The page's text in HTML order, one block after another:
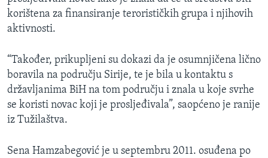
korištena za finansiranje terorističkih grupa i njihovih
aktivnosti.
“Također, prikupljeni su dokazi da je osumnjičena lično
boravila na području Sirije, te je bila u kontaktu s
državljanima BiH na tom području i znala u koje svrhe
se koristi novac koji je prosljeđivala”, saopćeno je ranije
iz Tužilaštva.
Sena Hamzabegović je u septembru 2011. osuđena po